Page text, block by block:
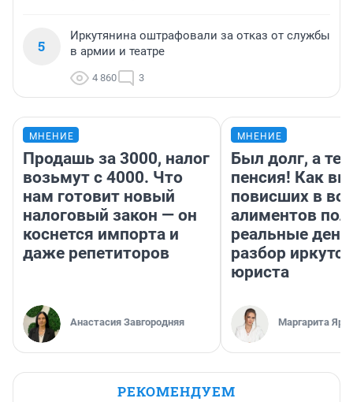
5
Иркутянина оштрафовали за отказ от службы
в армии и театре
4 860 3
МНЕНИЕ
Продашь за 3000, налог
возьмут с 4000. Что
нам готовит новый
налоговый закон — он
коснется импорта и
даже репетиторов
Анастасия Завгородняя
МНЕНИЕ
Был долг, а
пенсия! Как
повисших в
алиментов
реальные
разбор
юриста
Маргарита
РЕКОМЕНДУЕМ